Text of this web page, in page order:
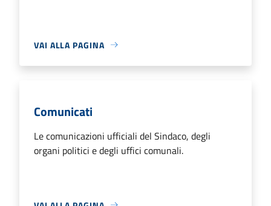
VAI ALLA PAGINA
Comunicati
Le comunicazioni ufficiali del Sindaco, degli
organi politici e degli uffici comunali.